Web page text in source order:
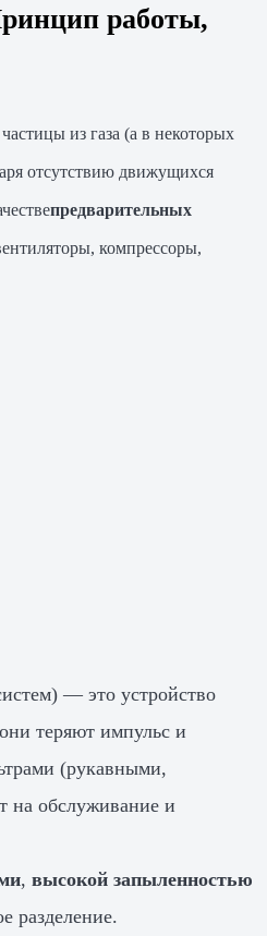
работы,
из газа (а в некоторых
отсутствию движущихся
предварительных
компрессоры,
— это устройство
теряют импульс и
(рукавными,
на обслуживание и
,высокой запыленностью
разделение.